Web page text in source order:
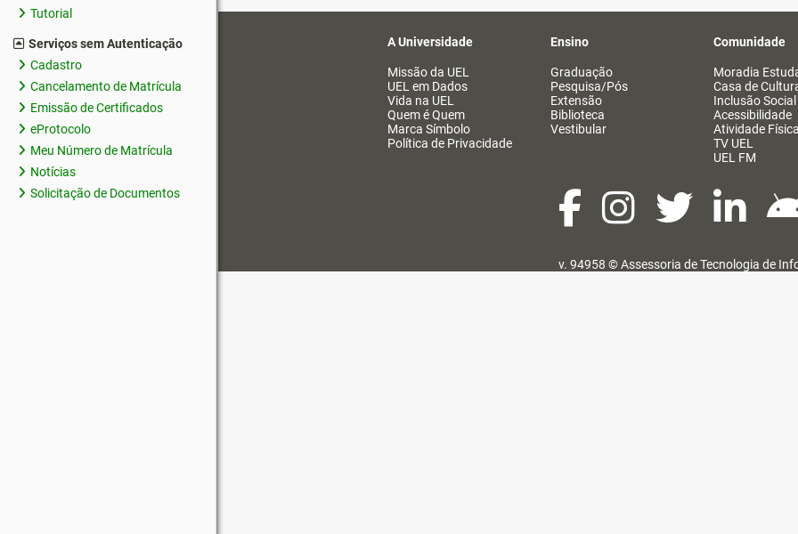
Tutorial
Serviços sem Autenticação
Cadastro
Cancelamento de Matrícula
Emissão de Certificados
eProtocolo
Meu Número de Matrícula
Notícias
Solicitação de Documentos
A Universidade
Missão da UEL
UEL em Dados
Vida na UEL
Quem é Quem
Marca Símbolo
Política de Privacidade
Ensino
Graduação
Pesquisa/Pós
Extensão
Biblioteca
Vestibular
Comunidade
Moradia
Casa de
Inclusão Social
Acessibilidade
Atividade Física
TV UEL
UEL FM
v. 94958 ©Assessoria de Tecnologia de